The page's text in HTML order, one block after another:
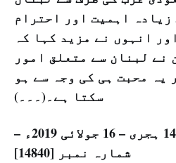
اہمیت اور احترام
انہوں نے مزید کہا کہ
نے لبنان سے متعلق امور
یہ محبت ہی کی وجہ سے ہو
سکتا ہے۔(۔۔۔)
منگل 13 ذی قعدہ 1440 ہجری – 16 جولائی 2019ء –
شمارہ نمبر [14840]